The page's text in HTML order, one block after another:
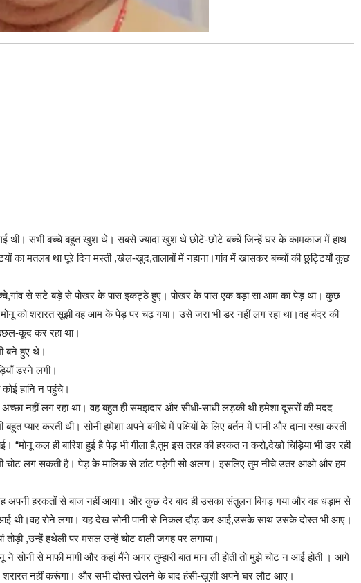
गई थी। सभी बच्चे बहुत खुश थे। सबसे ज्यादा खुश थे छोटे-छोटे बच्चें जिन्हें घर के कामकाज में हाथ
का मतलब था पूरे दिन मस्ती ,खेल-खुद,तालाबों में नहाना।गांव में खासकर बच्चों की छुट्टियाँ कुछ
से सटे बड़े से पोखर के पास इकट्ठे हुए। पोखर के पास एक बड़ा सा आम का पेड़ था। कुछ
को शरारत सूझी वह आम के पेड़ पर चढ़ गया। उसे जरा भी डर नहीं लग रहा था।वह बंदर की
कूद कर रहा था।
बने हुए थे।
डरने लगी।
हानि न पहुंचे।
अच्छा नहीं लग रहा था। वह बहुत ही समझदार और सीधी-साधी लड़की थी हमेशा दूसरों की मदद
प्यार करती थी। सोनी हमेशा अपने बगीचे में पक्षियों के लिए बर्तन में पानी और दाना रखा करती
कल ही बारिश हुई है पेड़ भी गीला है,तुम इस तरह की हरकत न करो,देखो चिड़िया भी डर रही
चोट लग सकती है। पेड़ के मालिक से डांट पड़ेगी सो अलग। इसलिए तुम नीचे उतर आओ और हम
अपनी हरकतों से बाज नहीं आया। और कुछ देर बाद ही उसका संतुलन बिगड़ गया और वह धड़ाम से
थी।वह रोने लगा। यह देख सोनी पानी से निकल दौड़ कर आई,उसके साथ उसके दोस्त भी आए।
तोड़ी ,उन्हें हथेली पर मसल उन्हें चोट वाली जगह पर लगाया।
ने सोनी से माफी मांगी और कहां मैंने अगर तुम्हारी बात मान ली होती तो मुझे चोट न आई होती । आगे
शरारत नहीं करूंगा। और सभी दोस्त खेलने के बाद हंसी-खुशी अपने घर लौट आए।